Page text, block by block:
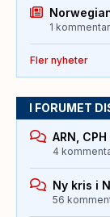
1 kommentar
Fler nyheter
I FORUMET
ARN,
4
Ny kris i
56